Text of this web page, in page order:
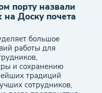
порту назвали
на Доску почета
большое
работы для
и сохранению
традиций
сотрудников,